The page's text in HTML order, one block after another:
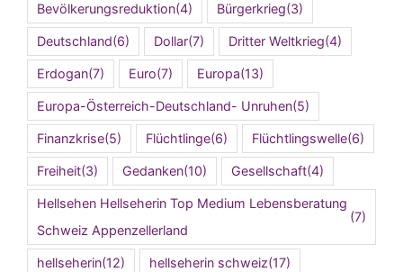
Bevölkerungsreduktion(4) Bürgerkrieg(3)
Deutschland(6) Dollar(7) Dritter Weltkrieg(4)
Erdogan(7) Euro(7) Europa(13)
Europa-Österreich-Deutschland- Unruhen(5)
Finanzkrise(5) Flüchtlinge(6) Flüchtlingswelle(6)
Freiheit(3) Gedanken(10) Gesellschaft(4)
Hellsehen Hellseherin Top Medium Lebensberatung
Schweiz Appenzellerland
(7)
hellseherin(12) hellseherin schweiz(17)